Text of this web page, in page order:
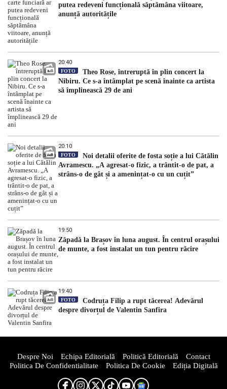
putea redeveni funcțională săptămâna viitoare,
anunță autoritățile
20:40
FOTO
Theo Rose, întreruptă în plin concert la
Nibiru. Ce s-a întâmplat pe scenă înainte ca artista
să împlinească 29 de ani
20:10
FOTO
Noi detalii oferite de fosta soție a lui Cătălin
Avramescu. „A agresat-o fizic, a trântit-o de pat, a
strâns-o de gât și a amenințat-o cu un cuțit”
19:50
Zăpadă la Brașov în luna august. În centrul orașului
de munte, a fost instalat un tun pentru răcire
19:40
FOTO
Codruța Filip a rupt tăcerea! Adevărul
despre divorțul de Valentin Sanfira
Despre Noi Echipa Editorială Politică Editorială
Contact
Politica De Confidentialitate
Politica De Cookie Ediția Digitală